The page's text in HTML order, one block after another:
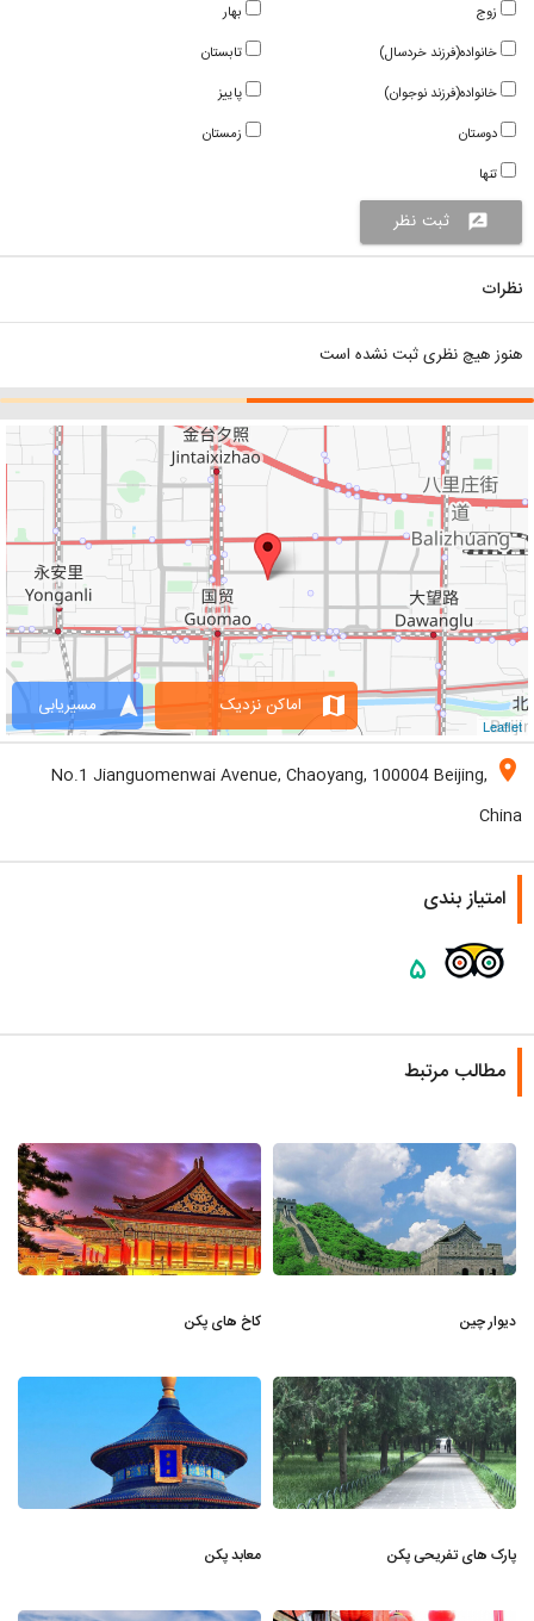
بهار
تابستان
پاییز
زمستان
زوج
خانواده(فرزند خردسال)
خانواده(فرزند نوجوان)
دوستان
تنها
rate_review ثبت نظر
نظرات
هنوز هیچ نظری ثبت نشده است
Leaflet
navigation مسیریابی map اماکن نزدیک
location_on
No.1 Jianguomenwai Avenue, Chaoyang, 100004 Beijing,
China
امتیاز بندی
۵
مطالب مرتبط
دیوار چین کاخ های پکن
پارک های تفریحی پکن معابد پکن